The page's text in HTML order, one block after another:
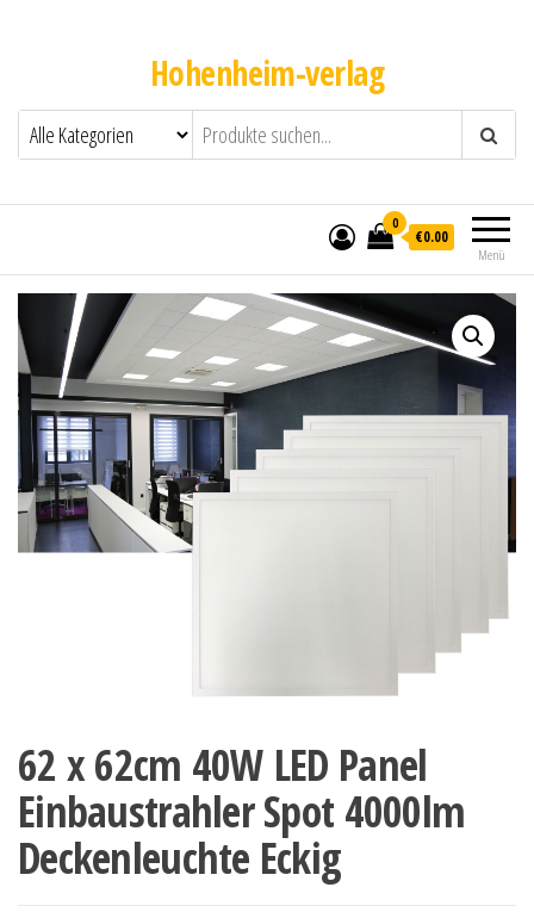
Hohenheim-verlag
Menü
0
€0.00
62 x 62cm 40W LED Panel
Einbaustrahler Spot 4000lm
Deckenleuchte Eckig